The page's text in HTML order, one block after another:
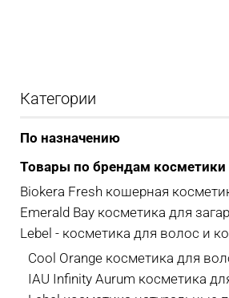
Категории
По назначению
Товары по брендам косметики
Biokera Fresh кошерная
Emerald Bay косметика для
Lebel - косметика для волос и
Cool Orange косметика для
IAU Infinity Aurum косметика